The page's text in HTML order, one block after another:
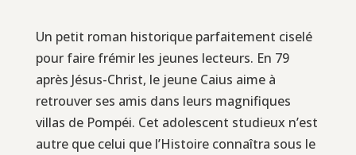
Un petit roman historique parfaitement ciselé
pour faire frémir les jeunes lecteurs. En 79
après Jésus-Christ, le jeune Caius aime à
retrouver ses amis dans leurs magnifiques
villas de Pompéi. Cet adolescent studieux n’est
autre que celui que l’Histoire connaîtra sous le